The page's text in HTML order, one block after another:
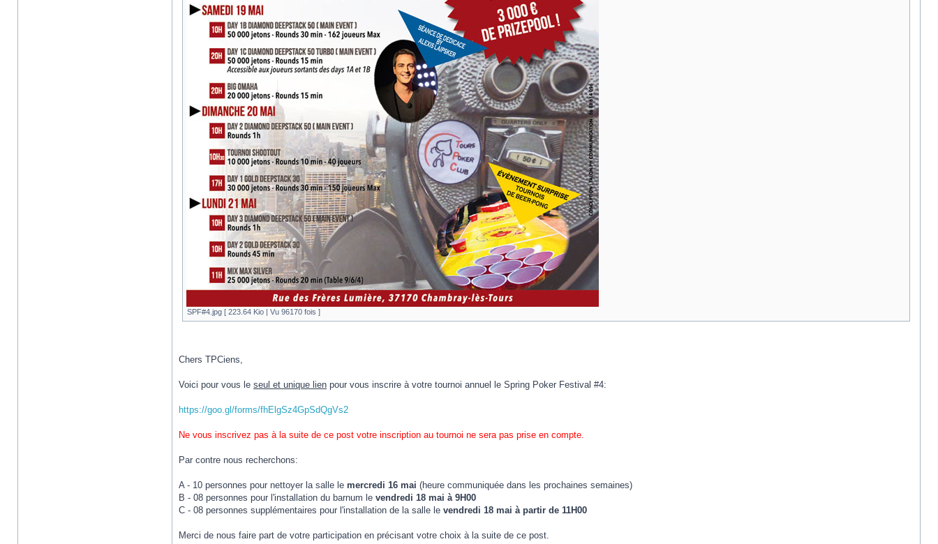
SPF#4.jpg [ 223.64 Kio | Vu 96170 fois ]
Chers TPCiens,
Voici pour vous le seul et unique lien pour vous inscrire à votre tournoi annuel le Spring Poker Festival #4:
https://goo.gl/forms/fhElgSz4GpSdQgVs2
Ne vous inscrivez pas à la suite de ce post votre inscription au tournoi ne sera pas prise en compte.
Par contre nous recherchons:
A - 10 personnes pour nettoyer la salle le mercredi 16 mai (heure communiquée dans les prochaines semaines)
B - 08 personnes pour l'installation du barnum le vendredi 18 mai à 9H00
C - 08 personnes supplémentaires pour l'installation de la salle le vendredi 18 mai à partir de 11H00
Merci de nous faire part de votre participation en précisant votre choix à la suite de ce post.